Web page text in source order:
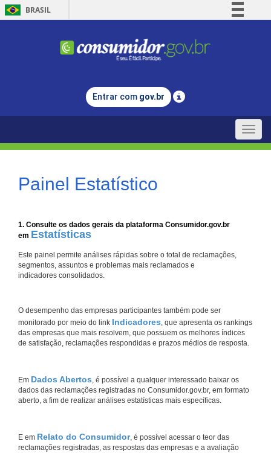
BRASIL
Comunica BR
Legislação
Entrar com gov.br
Toggle
Painel Estatístico
1. Consulte os dados gerais da plataforma Consumidor.gov.br
em Estatísticas
Este painel permite análises rápidas sobre o total de reclamações,
segmentos, assuntos e problemas mais reclamados e
indicadores consolidados.
O desempenho das empresas participantes também pode ser
monitorado por meio do link Indicadores, que apresenta os rankings
das empresas que mais resolvem, que possuem os melhores índices
de satisfação, reclamações respondidas e prazos médios de resposta.
Em Dados Abertos, é possível a qualquer interessado baixar os
dados das reclamações registradas no Consumidor.gov.br, em formato
aberto, a fim de realizar análises estatísticas mais específicas.
E em Relato do Consumidor, é possível acessar o teor das
reclamações registradas, as respostas das empresas e a avaliação